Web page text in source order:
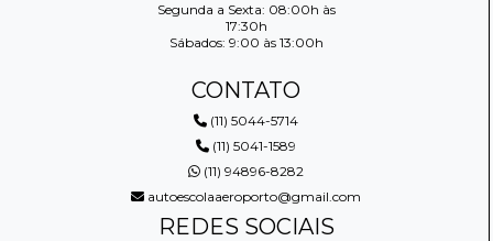
Segunda a Sexta: 08:00h às
17:30h
Sábados: 9:00 às 13:00h
CONTATO
(11) 5044-5714
(11) 5041-1589
(11) 94896-8282
autoescolaaeroporto@gmail.com
REDES SOCIAIS